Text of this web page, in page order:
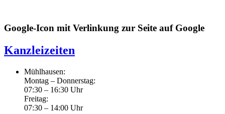
Google-Icon mit Verlinkung zur Seite auf Google
Kanzleizeiten
Mühlhausen:
Montag – Donnerstag:
07:30 – 16:30 Uhr
Freitag:
07:30 – 14:00 Uhr